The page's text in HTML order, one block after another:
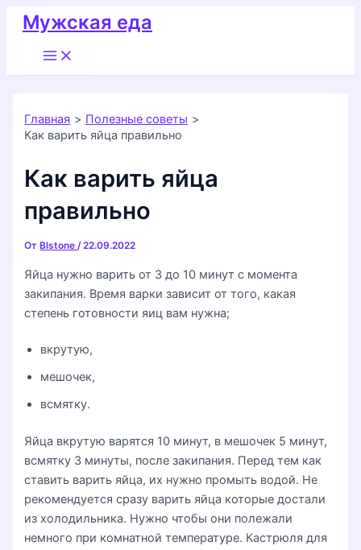
Перейти
содержимому
Мужская еда
Main
Menu
Главная
Полезные советы
Как варить яйца правильно
Как варить яйца
правильно
От Blstone/22.09.2022
Яйца нужно варить от 3 до 10 минут с момента
закипания. Время варки зависит от того, какая
степень готовности яиц вам нужна;
вкрутую,
мешочек,
всмятку.
Яйца вкрутую варятся 10 минут, в мешочек 5 минут,
всмятку 3 минуты, после закипания. Перед тем как
ставить варить яйца, их нужно промыть водой. Не
рекомендуется сразу варить яйца которые достали
из холодильника. Нужно чтобы они полежали
немного при комнатной температуре. Кастрюля для